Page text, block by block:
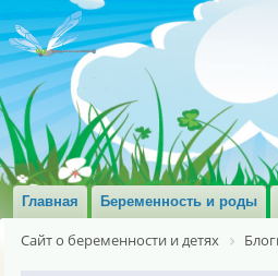
Главная Беременность и роды
Сайт о беременности и детях